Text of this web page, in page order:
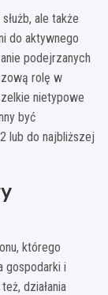
ale także
do aktywnego
podejrzanych
rolę w
nietypowe
być
lub do najbliższej
którego
gospodarki i
działania